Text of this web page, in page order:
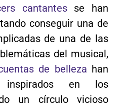
cantantesse han
conseguir una de
de una de las
del musical,
de belleza han
en los
un círculo vicioso